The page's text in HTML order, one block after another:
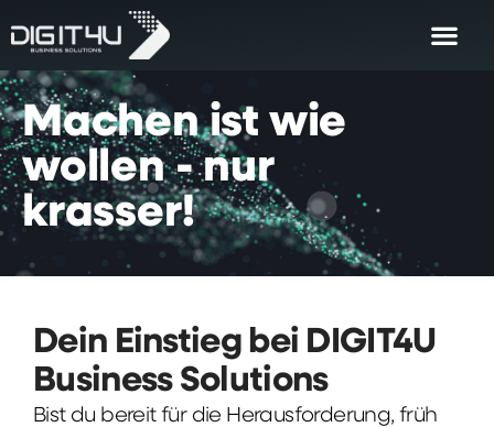
Machen ist wie
wollen - nur
krasser!
Dein Einstieg bei DIGIT4U
Business Solutions
Bist du bereit für die Herausforderung, früh